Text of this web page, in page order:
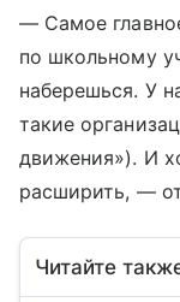
— Самое
по школьному
наберешься. У
такие
движения»). И
расширить, —
Читайте